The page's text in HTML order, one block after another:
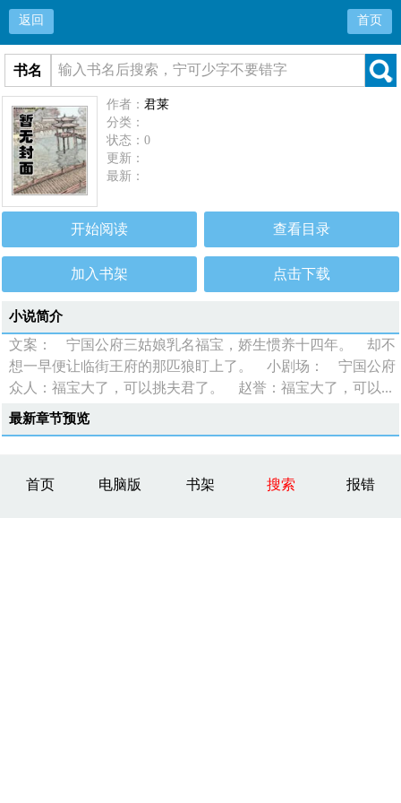
返回 首页
书名
作者：君莱
分类：
状态：0
更新：
最新：
开始阅读 查看目录
加入书架 点击下载
小说简介
文案： 宁国公府三姑娘乳名福宝，娇生惯养十四年。 却不
想一早便让临街王府的那匹狼盯上了。 小剧场： 宁国公府
众人：福宝大了，可以挑夫君了。 赵誉：福宝大了，可以...
最新章节预览
首页 电脑版 书架 搜索 报错